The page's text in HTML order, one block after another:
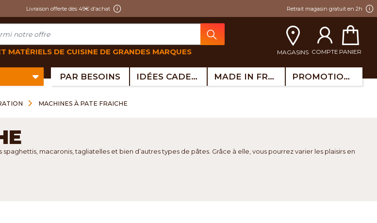
Livraison offerte dès 49€ d'achat Retrait magasin gratuit en 2h
MATÉRIELS DE CUISINE DE GRANDES MARQUES MAGASINS COMPTE PANIER
PAR BESOINS IDÉES CADEAUX MADE IN FRANCE PROMOTIONS
MACHINES À PATE FRAICHE
macaronis, tagliatelles et bien d’autres types de pâtes. Grâce à elle, vous pourrez varier les plaisirs en